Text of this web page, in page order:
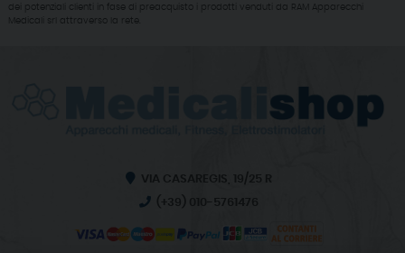
dei potenziali clienti in fase di preacquisto i prodotti venduti da RAM Apparecchi
Medicali srl attraverso la rete.
VIA CASAREGIS, 19/25 R
(+39) 010-5761476